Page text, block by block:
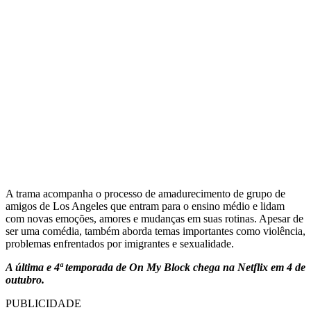
A trama acompanha o processo de amadurecimento de grupo de
amigos de Los Angeles que entram para o ensino médio e lidam
com novas emoções, amores e mudanças em suas rotinas. Apesar de
ser uma comédia, também aborda temas importantes como violência,
problemas enfrentados por imigrantes e sexualidade.
A última e 4ª temporada de On My Block chega na Netflix em 4 de
outubro.
PUBLICIDADE